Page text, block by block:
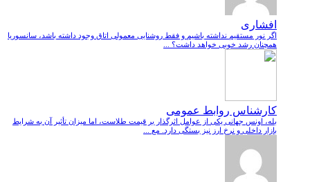
افشاری
اگر نور مستقیم نداشته باشیم و فقط روشنایی معمولی اتاق وجود داشته باشد، سانسوریا
همچنان رشد خوبی خواهد داشت؟ ...
کارشناس روابط عمومی
بله، اونس جهانی یکی از عوامل اثرگذار بر قیمت طلاست، اما میزان تأثیر آن به شرایط
بازار داخلی و نرخ ارز نیز بستگی دارد. مع ...